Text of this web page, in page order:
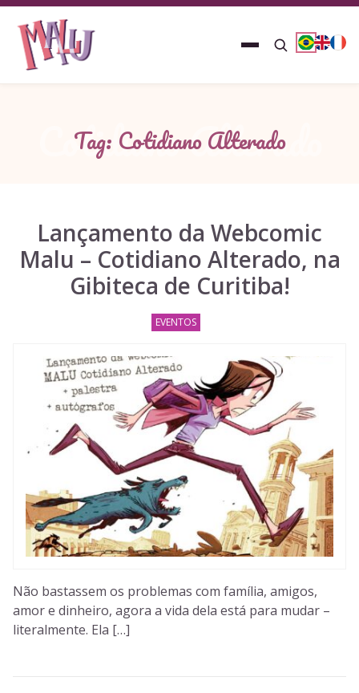
Tag: Cotidiano Alterado
Cotidiano Alterado
Lançamento da Webcomic
Malu – Cotidiano Alterado, na
Gibiteca de Curitiba!
EVENTOS
Não bastassem os problemas com família, amigos,
amor e dinheiro, agora a vida dela está para mudar –
literalmente. Ela […]